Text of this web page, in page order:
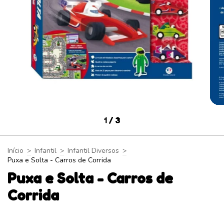
1 / 3
Início > Infantil > Infantil Diversos >
Puxa e Solta - Carros de Corrida
Puxa e Solta - Carros de
Corrida